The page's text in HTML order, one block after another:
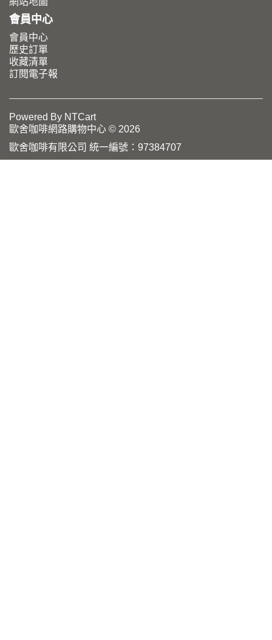
會員中心
會員中心
歷史訂單
收藏清單
訂閱電子報
Powered By NTCart
歐舍咖啡網路購物中心 © 2026
歐舍咖啡有限公司 統一編號：97384707